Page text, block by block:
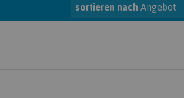
sortieren nach Angebot